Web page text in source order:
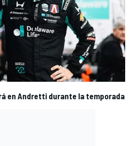
en Andretti durante la temporada